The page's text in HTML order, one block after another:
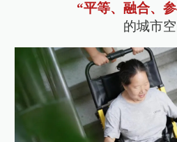
“平等、融合、
的城市